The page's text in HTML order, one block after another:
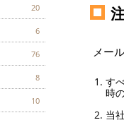
20
6
76
8
10
メー
す
時
当